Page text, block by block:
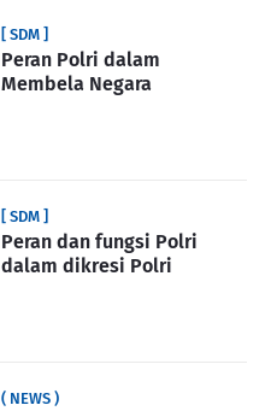
[ SDM ]
Peran Polri dalam
Membela Negara
[ SDM ]
Peran dan fungsi Polri
dalam dikresi Polri
( NEWS )